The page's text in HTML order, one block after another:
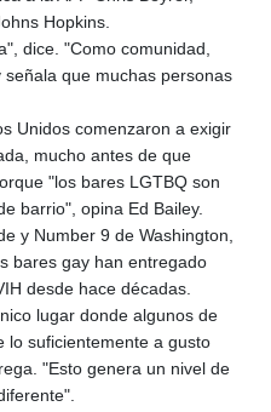
3.900811
5.098623
70.147602
4.298905
6864.462226
4.218488
5.254356
117.323662
93.874598
1695.26719
4.334528
9.313251
16.730066
693.14483
Hopkins.
dice. "Como comunidad,
que muchas personas
Unidos comenzaron a exigir
mucho antes de que
"los bares LGTBQ son
barrio", opina Ed Bailey.
y Number 9 de Washington,
bares gay han entregado
desde hace décadas.
lugar donde algunos de
lo suficientemente a gusto
"Esto genera un nivel de